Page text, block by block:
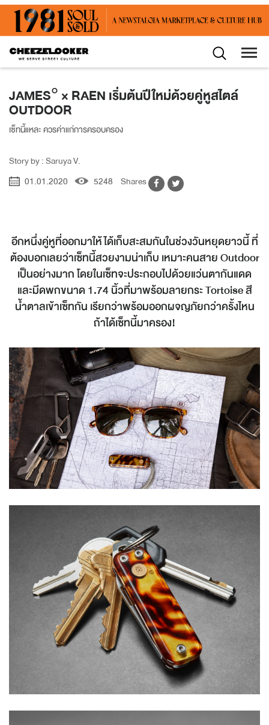
JAMES° × RAEN เริ่มต้นปีใหม่ด้วยคู่หูสไตล์
OUTDOOR
เซ็ทนี้แหละ ควรค่าแก่การครอบครอง
Story by : Saruya V.
01.01.2020
5248 Shares
อีกหนึ่งคู่หูที่ออกมาให้ได้เก็บสะสมกันในช่วงวันหยุดยาวนี้ ที่
ต้องบอกเลยว่าเซ็ทนี้สวยงามน่าเก็บ เหมาะคนสาย Outdoor
เป็นอย่างมาก โดยในเซ็ทจะประกอบไปด้วยแว่นตากันแดด
และมีดพกขนาด 1.74 นิ้วที่มาพร้อมลายกระ Tortoise สี
น้ำตาลเข้าเซ็ทกัน เรียกว่าพร้อมออกผจญภัยกว่าครั้งไหน
ถ้าได้เซ็ทนี้มาครอง!